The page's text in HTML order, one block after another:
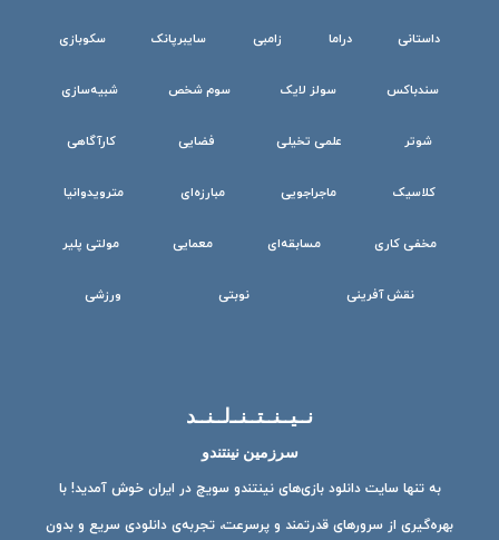
داستانی دراما زامبی سایبرپانک سکوبازی
سندباکس سولز لایک سوم شخص شبیه‌سازی
شوتر علمی تخیلی فضایی کارآگاهی
کلاسیک ماجراجویی مبارزه‌ای مترویدوانیا
مخفی کاری مسابقه‌ای معمایی مولتی پلیر
نقش آفرینی نوبتی ورزشی
نــیــنــتــنــ‌لــنــد
سرزمین نینتندو
به تنها سایت دانلود بازی‌های نینتندو سویچ در ایران خوش آمدید! با
بهره‌گیری از سرورهای قدرتمند و پرسرعت، تجربه‌ی دانلودی سریع و بدون